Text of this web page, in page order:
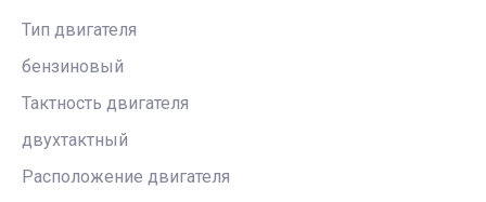
Тип двигателя
бензиновый
Тактность двигателя
двухтактный
Расположение двигателя